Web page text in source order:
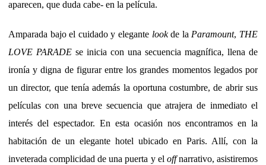
aparecen, que duda cabe- en la película.
Amparada bajo el cuidado y elegante lookde laParamount, THE
LOVE PARADE se inicia con una secuencia magnífica, llena de
ironía y digna de figurar entre los grandes momentos legados por
un director, que tenía además la oportuna costumbre, de abrir sus
películas con una breve secuencia que atrajera de inmediato el
interés del espectador. En esta ocasión nos encontramos en la
habitación de un elegante hotel ubicado en Paris. Allí, con la
inveterada complicidad de una puerta y el offnarrativo, asistiremos